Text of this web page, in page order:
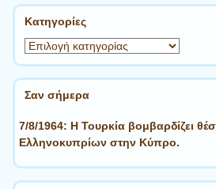
Kατηγορίες
Kατηγορίες
Σαν σήμερα
7/8/1964: Η Τουρκία βομβαρδίζει
Ελληνοκυπρίων στην Κύπρο.